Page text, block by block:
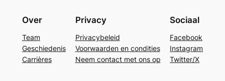
Over
Team
Geschiedenis
Carrières
Privacy
Privacybeleid
Voorwaarden en condities
Neem contact met ons op
Sociaal
Facebook
Instagram
Twitter/X